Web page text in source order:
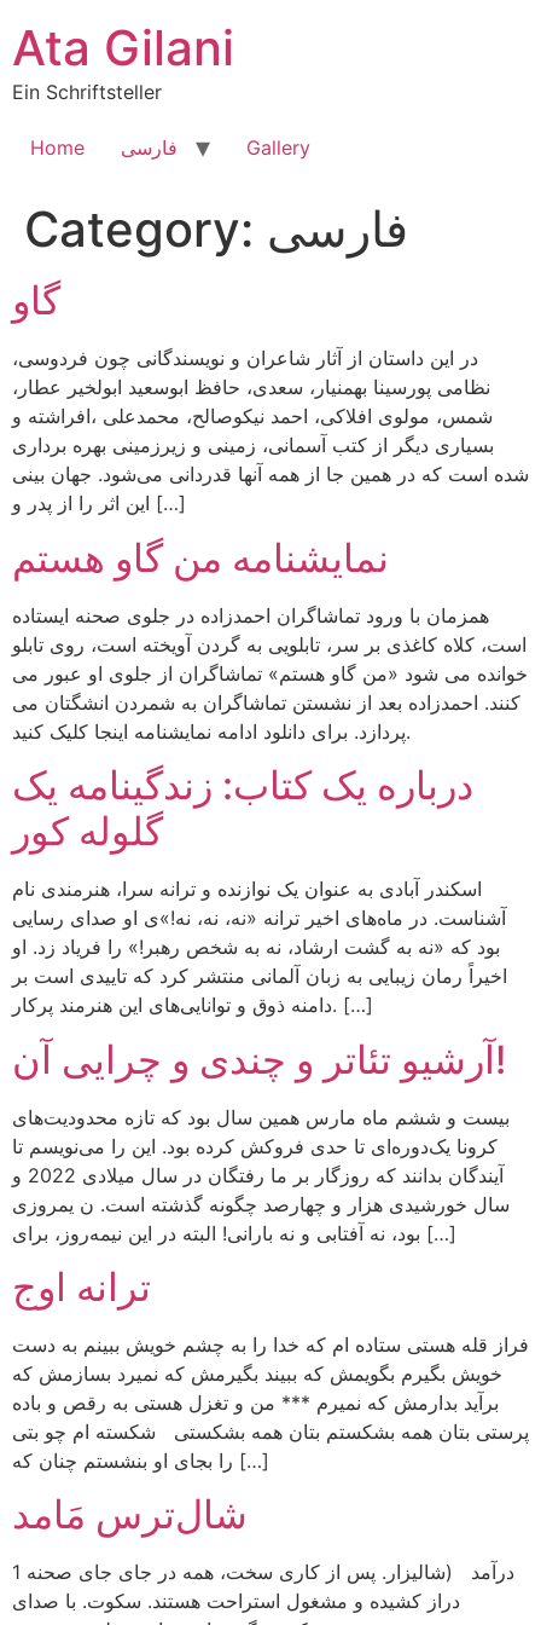
content
Ata Gilani
Ein Schriftsteller
Home فارسی Gallery
Category: فارسی
گاو
در این داستان از آثار شاعران و نویسندگانی چون فردوسی،
نظامی پورسینا بهمنیار، سعدی، حافظ ابوسعید ابولخیر عطار،
شمس، مولوی افلاکی، احمد نیکوصالح، محمدعلی ،افراشته و
بسیاری دیگر از کتب آسمانی، زمینی و زیرزمینی بهره برداری
شده است که در همین جا از همه آنها قدردانی می‌شود. جهان بینی
این اثر را از پدر و […]
نمایشنامه من گاو هستم
همزمان با ورود تماشاگران احمدزاده در جلوی صحنه ایستاده
است، کلاه کاغذی بر سر، تابلویی به گردن آویخته است، روی تابلو
خوانده می شود «من گاو هستم» تماشاگران از جلوی او عبور می
کنند. احمدزاده بعد از نشستن تماشاگران به شمردن انشگتان می
پردازد. برای دانلود ادامه نمایشنامه اینجا کلیک کنید.
درباره یک کتاب: زندگینامه یک
گلوله کور
اسکندر آبادی به عنوان یک نوازنده و ترانه سرا، هنرمندی نام
آشناست. در ماه‌های اخیر ترانه «نه، نه، نه!»ی او صدای رسایی
بود که «نه به گشت ارشاد، نه به شخص رهبر!» را فریاد ‌زد. او
اخیراً رمان زیبایی به زبان آلمانی منتشر کرد که تاییدی است بر
دامنه ذوق و توانایی‌های این هنرمند پرکار. […]
آرشیو تئاتر و چندی و چرایی آن!
بیست و ششم ماه مارس همین سال بود که تازه محدودیت‌های
کرونا یک‌دوره‌ای تا حدی فروکش کرده بود. این را می‌نویسم تا
آیندگان بدانند که روزگار بر ما رفتگان در سال میلادی 2022 و
سال خورشیدی هزار و چهارصد چگونه گذشته است. ن یمروزی
بود، نه آفتابی و نه بارانی! البته در این نیمه‌روز، برای […]
ترانه اوج
فراز قله هستی ستاده ام که خدا را به چشم خویش ببینم به دست
خویش بگیرم بگویمش که ببیند بگیرمش که نمیرد بسازمش که
برآید بدارمش که نمیرم *** من و تغزل هستی به رقص و باده
پرستی بتان همه بشکستم بتان همه بشکستی شکسته ام چو بتی
را بجای او بنشستم چنان که […]
شال‌ترس‌ مَامد
1 درآمد (شالیزار. پس از کاری سخت، همه در جای‌ جای صحنه
دراز کشیده و مشغول استراحت هستند. سکوت. با صدای